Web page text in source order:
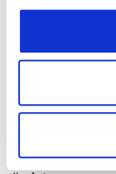
Fax
Email